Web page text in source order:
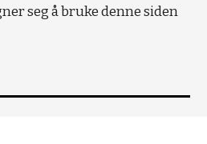
seg å bruke denne siden